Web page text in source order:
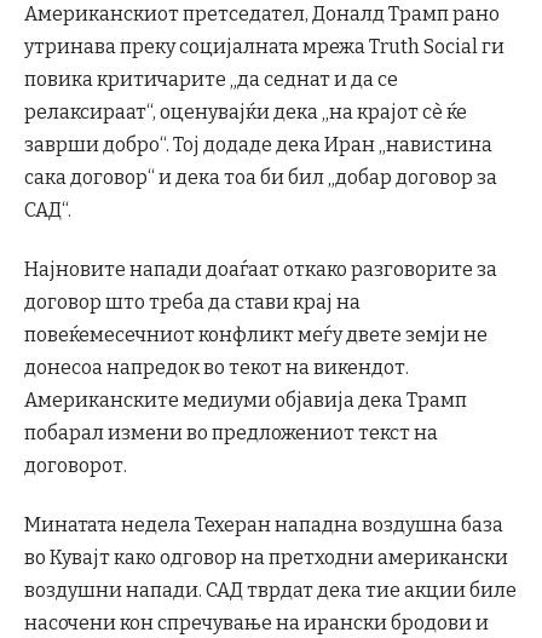
Американскиот претседател, Доналд Трамп рано
утринава преку социјалната мрежа Truth Social ги
повика критичарите „да седнат и да се
релаксираат“, оценувајќи дека „на крајот сè ќе
заврши добро“. Тој додаде дека Иран „навистина
сака договор“ и дека тоа би бил „добар договор за
САД“.
Најновите напади доаѓаат откако разговорите за
договор што треба да стави крај на
повеќемесечниот конфликт меѓу двете земји не
донесоа напредок во текот на викендот.
Американските медиуми објавија дека Трамп
побарал измени во предложениот текст на
договорот.
Минатата недела Техеран нападна воздушна база
во Кувајт како одговор на претходни американски
воздушни напади. САД тврдат дека тие акции биле
насочени кон спречување на ирански бродови и